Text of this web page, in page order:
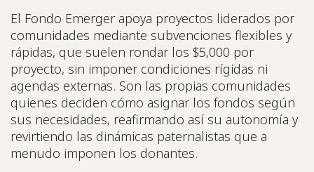
El Fondo Emerger apoya proyectos liderados por
comunidades mediante subvenciones flexibles y
rápidas, que suelen rondar los $5,000 por
proyecto, sin imponer condiciones rígidas ni
agendas externas. Son las propias comunidades
quienes deciden cómo asignar los fondos según
sus necesidades, reafirmando así su autonomía y
revirtiendo las dinámicas paternalistas que a
menudo imponen los donantes.